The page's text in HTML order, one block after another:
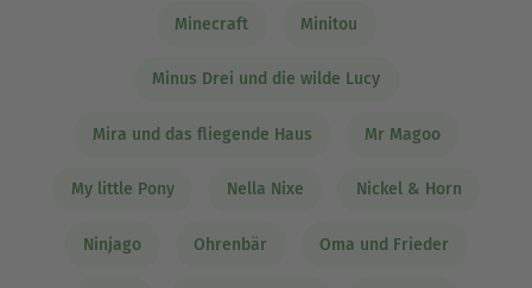
Minecraft Minitou
Minus Drei und die wilde Lucy
Mira und das fliegende Haus Mr Magoo
My little Pony Nella Nixe Nickel & Horn
Ninjago Ohrenbär Oma und Frieder